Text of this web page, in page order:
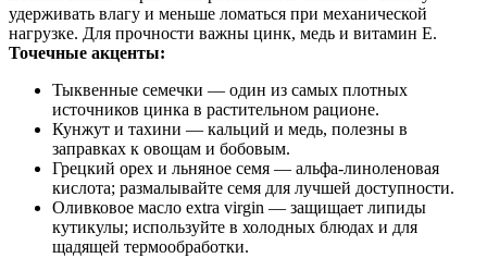
удерживать влагу и меньше ломаться при механической
нагрузке. Для прочности важны цинк, медь и витамин E.
Точечные акценты:
Тыквенные семечки — один из самых плотных
источников цинка в растительном рационе.
Кунжут и тахини — кальций и медь, полезны в
заправках к овощам и бобовым.
Грецкий орех и льняное семя — альфа‑линоленовая
кислота; размалывайте семя для лучшей доступности.
Оливковое масло extra virgin — защищает липиды
кутикулы; используйте в холодных блюдах и для
щадящей термообработки.